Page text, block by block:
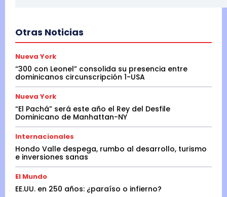
Otras Noticias
Nueva York
“300 con Leonel” consolida su presencia entre
dominicanos circunscripción 1-USA
Nueva York
“El Pachá” será este año el Rey del Desfile
Dominicano de Manhattan-NY
Internacionales
Hondo Valle despega, rumbo al desarrollo, turismo
e inversiones sanas
El Mundo
EE.UU. en 250 años: ¿paraíso o infierno?